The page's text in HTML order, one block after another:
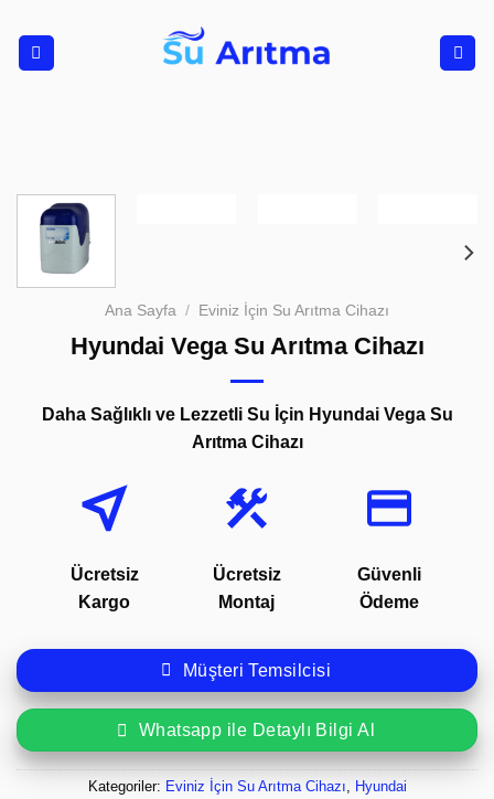
atla
Ana Sayfa / Eviniz İçin Su Arıtma Cihazı
Hyundai Vega Su Arıtma Cihazı
Daha Sağlıklı ve Lezzetli Su İçin Hyundai Vega Su
Arıtma Cihazı
Ücretsiz
Kargo
Ücretsiz
Montaj
Güvenli
Ödeme
Müşteri Temsilcisi
Whatsapp ile Detaylı Bilgi Al
Kategoriler: Eviniz İçin Su Arıtma Cihazı Hyundai